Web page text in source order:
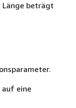
Länge beträgt
auf eine